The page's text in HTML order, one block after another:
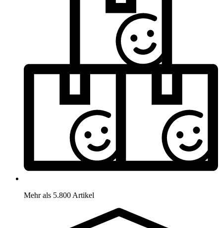
Mehr als 5.800 Artikel